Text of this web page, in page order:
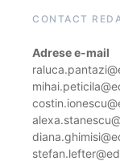
CONTACT
Adrese e-mail